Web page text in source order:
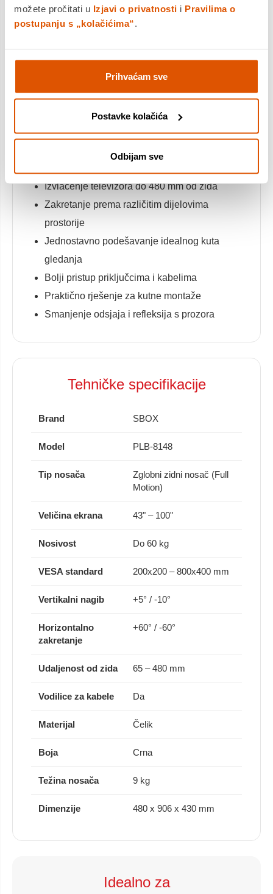
možete pročitati u Izjavi o privatnosti i Pravilima o
postupanju s „kolačićima“
Prihvaćam sve
Postavke kolačića
Odbijam sve
VESA kompatibilnost 200x200 – 800x400 mm
Praškasti premaz otporan na habanje
Prednosti full motion
konstrukcije
Izvlačenje televizora do 480 mm od zida
Zakretanje prema različitim dijelovima
prostorije
Jednostavno podešavanje idealnog kuta
gledanja
Bolji pristup priključcima i kabelima
Praktično rješenje za kutne montaže
Smanjenje odsjaja i refleksija s prozora
Tehničke specifikacije
Brand SBOX
Model PLB-8148
Tip nosača
Zglobni zidni nosač (Full
Motion)
Veličina ekrana 43" – 100"
Nosivost Do 60 kg
VESA standard 200x200 – 800x400 mm
Vertikalni nagib +5° / -10°
Horizontalno
zakretanje
+60° / -60°
Udaljenost od zida 65 – 480 mm
Vodilice za kabele Da
Materijal Čelik
Boja Crna
Težina nosača 9 kg
Dimenzije 480 x 906 x 430 mm
Idealno za